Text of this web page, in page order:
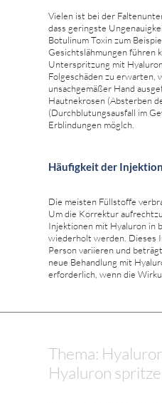
Vielen ist bei der
dass geringste
Botulinum Toxin zum
Gesichtslähmungen führen
Unterspritzung mit
Folgeschäden zu erwarten,
unsachgemäßer Hand
Hautnekrosen (Absterben
(Durchblutungsausfall im
Erblindungen möglch.
Häufigkeit der
Die meisten Füllstoffe
Um die Korrektur
Injektionen mit Hyaluron in
wiederholt werden. Dieses
Person variieren und
neue Behandlung mit
erforderlich, wenn die
Thema:
Hyaluron